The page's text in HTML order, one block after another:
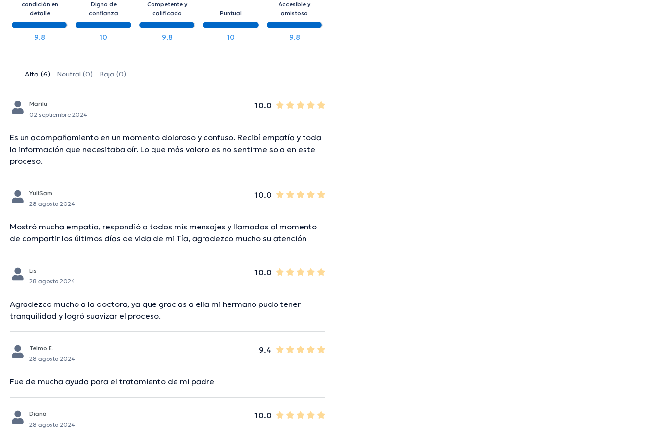
condición en
detalle
9.8
Digno de
confianza
10
Competente y
calificado
9.8
Puntual
10
Accesible y
amistoso
9.8
Alta (6) Neutral (0) Baja (0)
10.0
Marilu
02 septiembre 2024
Es un acompañamiento en un momento doloroso y confuso. Recibí empatía y toda
la información que necesitaba oír. Lo que más valoro es no sentirme sola en este
proceso.
10.0
YuliSam
28 agosto 2024
Mostró mucha empatía, respondió a todos mis mensajes y llamadas al momento
de compartir los últimos días de vida de mi Tía, agradezco mucho su atención
10.0
Lis
28 agosto 2024
Agradezco mucho a la doctora, ya que gracias a ella mi hermano pudo tener
tranquilidad y logró suavizar el proceso.
9.4
Telmo E.
28 agosto 2024
Fue de mucha ayuda para el tratamiento de mi padre
10.0
Diana
28 agosto 2024